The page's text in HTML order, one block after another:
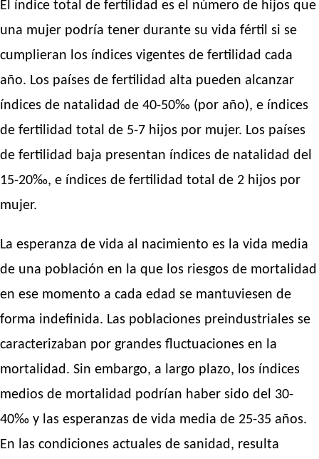
El índice total de fertilidad es el número de hijos que
una mujer podría tener durante su vida fértil si se
cumplieran los índices vigentes de fertilidad cada
año. Los países de fertilidad alta pueden alcanzar
índices de natalidad de 40-50‰ (por año), e índices
de fertilidad total de 5-7 hijos por mujer. Los países
de fertilidad baja presentan índices de natalidad del
15-20‰, e índices de fertilidad total de 2 hijos por
mujer.
La esperanza de vida al nacimiento es la vida media
de una población en la que los riesgos de mortalidad
en ese momento a cada edad se mantuviesen de
forma indefinida. Las poblaciones preindustriales se
caracterizaban por grandes fluctuaciones en la
mortalidad. Sin embargo, a largo plazo, los índices
medios de mortalidad podrían haber sido del 30-
40‰ y las esperanzas de vida media de 25-35 años.
En las condiciones actuales de sanidad, resulta